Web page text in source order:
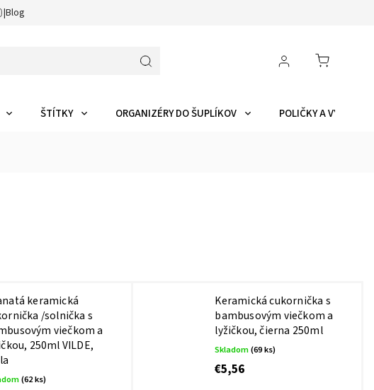
|Blog
ŠTÍTKY ORGANIZÉRY DO ŠUPLÍKOV POLIČKY A
keramická
/solnička s
viečkom a
250ml VILDE,
(62 ks)
Keramická cukornička s
bambusovým viečkom a
lyžičkou, čierna 250ml
Skladom(69 ks)
€5,56